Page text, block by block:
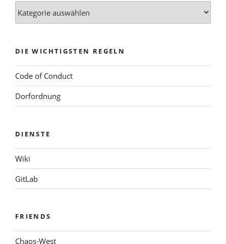
DIE WICHTIGSTEN REGELN
Code of Conduct
Dorfordnung
DIENSTE
Wiki
GitLab
FRIENDS
Chaos-West